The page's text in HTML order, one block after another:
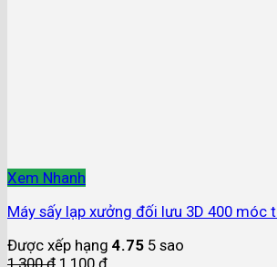
Xem Nhanh
Máy sấy lạp xưởng đối lưu 3D 400 móc
Được xếp hạng 4.75 5 sao
1,300₫ 1,100 ₫